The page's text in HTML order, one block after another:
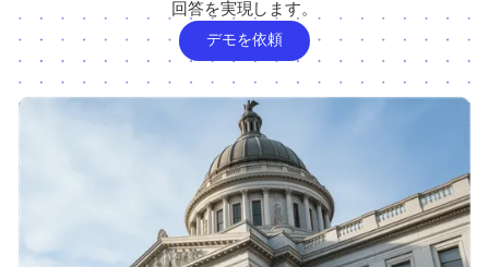
回答を実現します。
デモを依頼